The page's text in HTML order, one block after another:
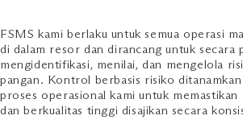
FSMS kami berlaku untuk semua operasi
di dalam resor dan dirancang untuk secara
mengidentifikasi, menilai, dan mengelola
pangan. Kontrol berbasis risiko
proses operasional kami untuk memastikan
dan berkualitas tinggi disajikan secara